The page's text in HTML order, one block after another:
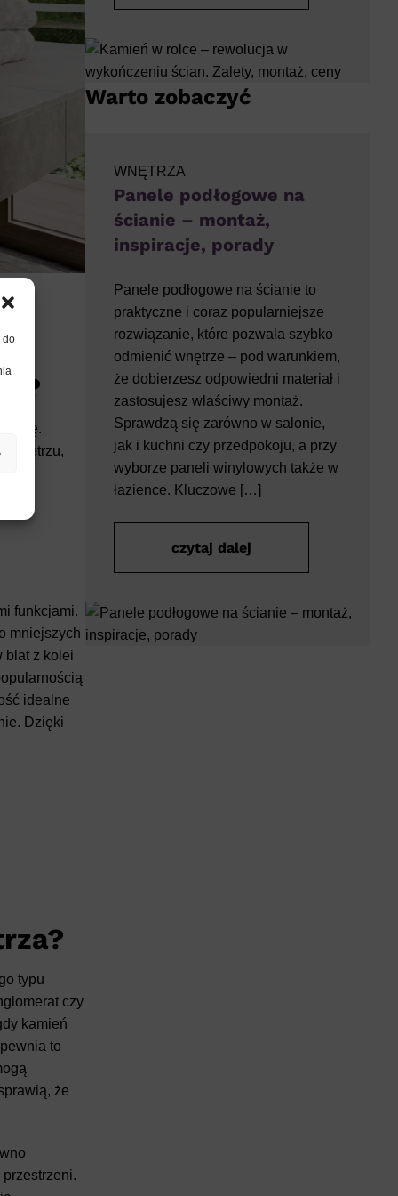
do
wnętrzu,
funkcjami.
mniejszych
blat z kolei
idealne
Dzięki
typu
czy
kamień
to
że
Warto zobaczyć
WNĘTRZA
Panele podłogowe na
ścianie – montaż,
inspiracje, porady
Panele podłogowe na ścianie to
praktyczne i coraz popularniejsze
rozwiązanie, które pozwala szybko
odmienić wnętrze – pod warunkiem,
że dobierzesz odpowiedni materiał i
zastosujesz właściwy montaż.
Sprawdzą się zarówno w salonie,
jak i kuchni czy przedpokoju, a przy
wyborze paneli winylowych także w
łazience. Kluczowe […]
czytaj dalej